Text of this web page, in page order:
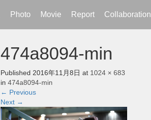
Photo Movie Report Collaboration
474a8094-min
Published 2016年11月8日 at 1024 × 683
in 474a8094-min
← Previous
Next →